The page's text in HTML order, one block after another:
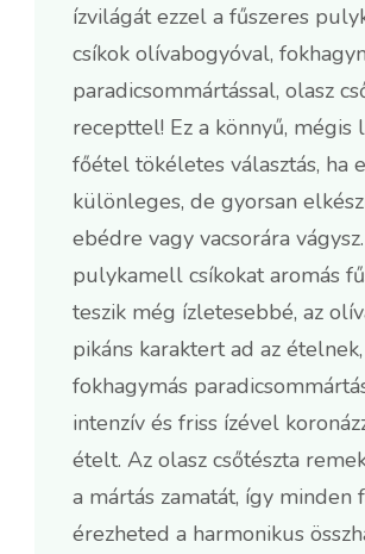
ízvilágát ezzel a fűszeres
csíkok olívabogyóval,
paradicsommártással, olasz
recepttel! Ez a könnyű, mégis
főétel tökéletes választás, ha
különleges, de gyorsan
ebédre vagy vacsorára
pulykamell csíkokat aromás
teszik még ízletesebbé, az
pikáns karaktert ad az
fokhagymás
intenzív és friss ízével
ételt. Az olasz csőtészta
a mártás zamatát, így minden
érezheted a harmonikus